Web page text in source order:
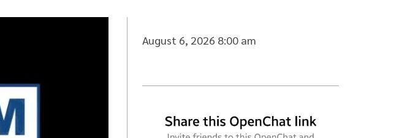
August 6, 2026 8:00 am